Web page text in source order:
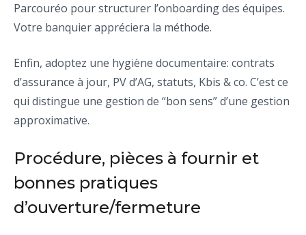
Parcouréo pour structurer l’onboarding des équipes.
Votre banquier appréciera la méthode.
Enfin, adoptez une hygiène documentaire: contrats
d’assurance à jour, PV d’AG, statuts, Kbis & co. C’est ce
qui distingue une gestion de “bon sens” d’une gestion
approximative.
Procédure, pièces à fournir et
bonnes pratiques
d’ouverture/fermeture